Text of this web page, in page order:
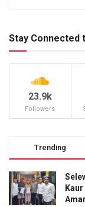
Stay Connected
23.9k
Followers
Trending